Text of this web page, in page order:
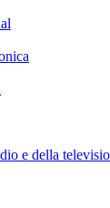
e della